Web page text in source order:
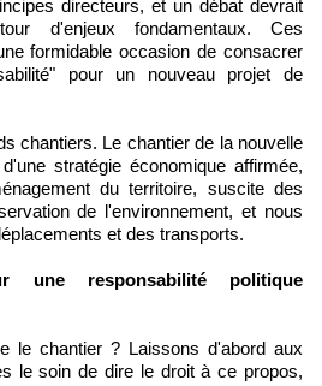
directeurs, et un débat devrait
d'enjeux fondamentaux. Ces
formidable occasion de consacrer
pour un nouveau projet de
chantiers. Le chantier de la nouvelle
stratégie économique affirmée,
du territoire, suscite des
de l'environnement, et nous
et des transports.
une responsabilité politique
le chantier ? Laissons d'abord aux
le soin de dire le droit à ce propos,